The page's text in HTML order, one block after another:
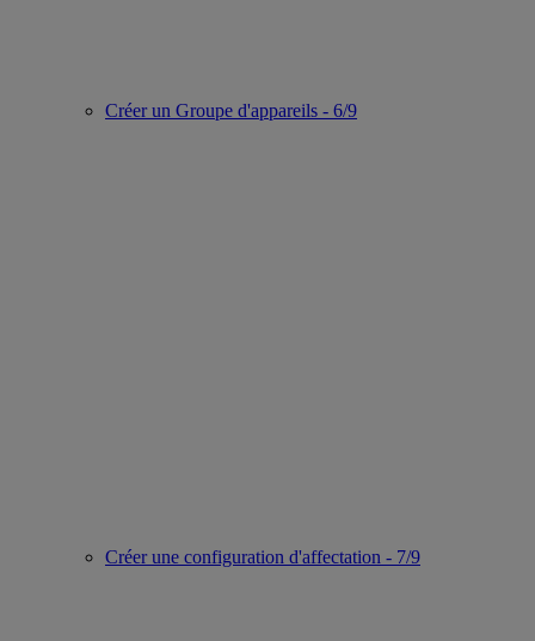
Créer un Groupe d'appareils - 6/9
Créer une configuration d'affectation - 7/9